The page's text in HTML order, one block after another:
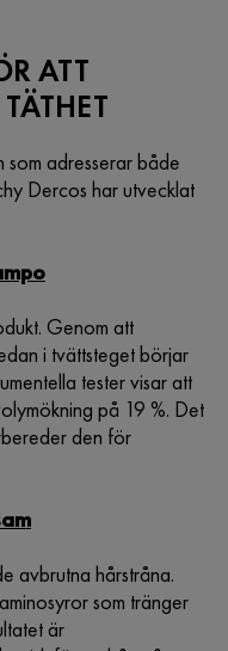
ATT
som adresserar både
Dercos har utvecklat
Genom att
i tvättsteget börjar
tester visar att
på 19 %. Det
den för
avbrutna hårstråna.
som tränger
är